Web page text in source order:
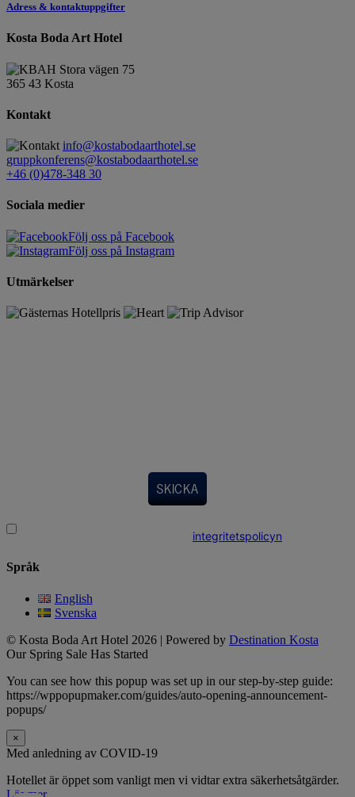
Adress & kontaktuppgifter
Kosta Boda Art Hotel
Stora vägen 75
365 43 Kosta
Kontakt
info@kostabodaarthotel.se
gruppkonferens@kostabodaarthotel.se
+46 (0)478-348 30
Sociala medier
Följ oss på Facebook
Följ oss på Instagram
Utmärkelser
SKICKA
integritetspolicyn
Språk
English
Svenska
© Kosta Boda Art Hotel 2026 | Powered by Destination Kosta
Our Spring Sale Has Started
You can see how this popup was set up in our step-by-step guide:
https://wppopupmaker.com/guides/auto-opening-announcement-
popups/
×
Med anledning av COVID-19
Hotellet är öppet som vanligt men vi vidtar extra säkerhetsåtgärder.
Läs mer